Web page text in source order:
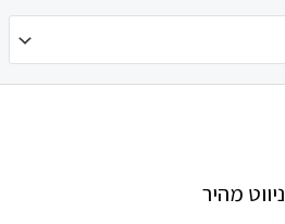
ניווט מהיר